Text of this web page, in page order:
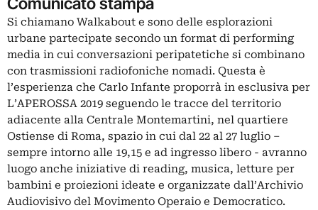
Si chiamano Walkabout e sono delle esplorazioni
urbane partecipate secondo un format di performing
media in cui conversazioni peripatetiche si combinano
con trasmissioni radiofoniche nomadi. Questa è
l’esperienza che Carlo Infante proporrà in esclusiva per
L’APEROSSA 2019 seguendo le tracce del territorio
adiacente alla Centrale Montemartini, nel quartiere
Ostiense di Roma, spazio in cui dal 22 al 27 luglio –
sempre intorno alle 19,15 e ad ingresso libero - avranno
luogo anche iniziative di reading, musica, letture per
bambini e proiezioni ideate e organizzate dall’Archivio
Audiovisivo del Movimento Operaio e Democratico.